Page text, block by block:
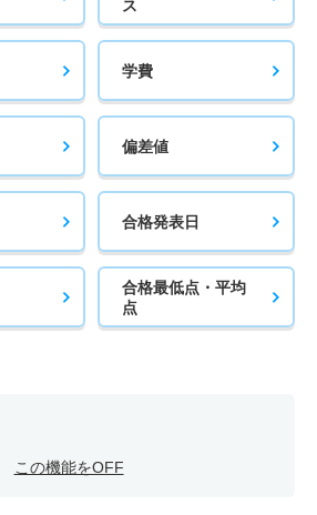
ス
学費
偏差値
合格発表日
合格最低点・平均
点
この機能をOFF